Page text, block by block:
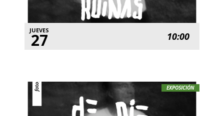
JUEVES
27 10:00
EXPOSICIÓN